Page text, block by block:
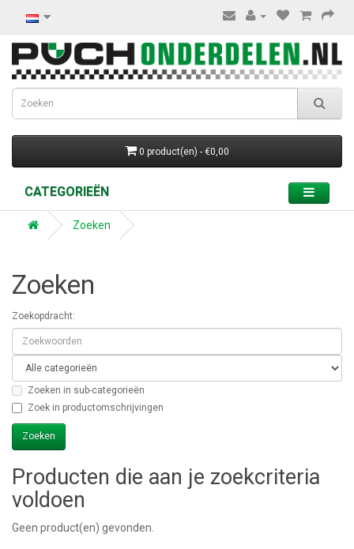
0 product(en) - €0,00
CATEGORIEËN
Zoeken
Zoeken
Zoekopdracht:
Zoeken in sub-categorieën
Zoek in productomschrijvingen
Producten die aan je zoekcriteria
voldoen
Geen product(en) gevonden.